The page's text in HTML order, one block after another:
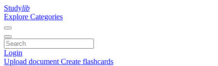
Studylib
Explore Categories
Login
Upload document Create flashcards